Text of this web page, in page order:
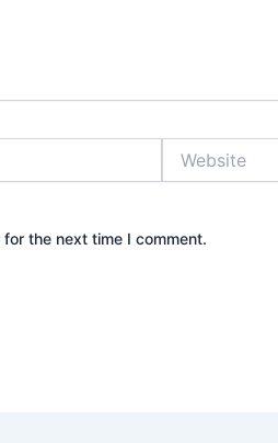
the next time I comment.